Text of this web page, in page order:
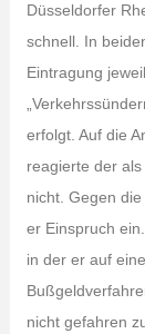
Düsseldorfer
schnell. In
Eintragung
erfolgt. Auf die
reagierte der
nicht. Gegen
er Einspruch
in der er auf
nicht gefahren